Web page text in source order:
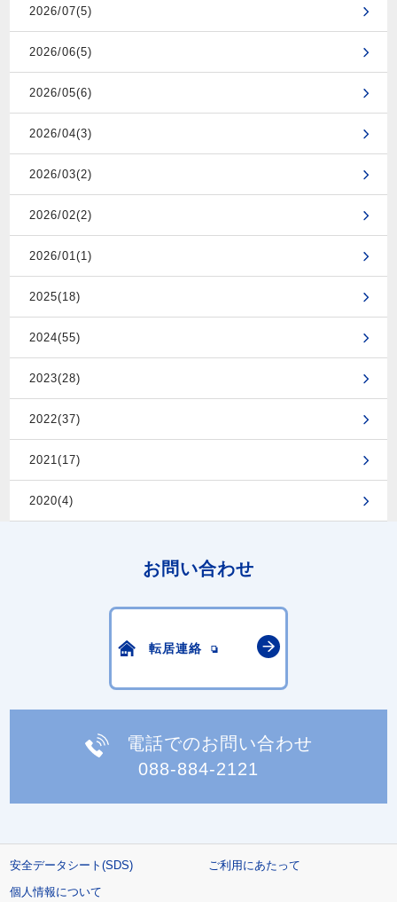
2026/07(5)
2026/06(5)
2026/05(6)
2026/04(3)
2026/03(2)
2026/02(2)
2026/01(1)
2025(18)
2024(55)
2023(28)
2022(37)
2021(17)
2020(4)
お問い合わせ
転居連絡
電話でのお問い合わせ
088-884-2121
安全データシート(SDS)
ご利用にあたって
個人情報について